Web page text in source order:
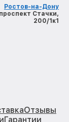
Ростов-на-Дону
Стачки,
200/1к1
Отзывы
Гарантии